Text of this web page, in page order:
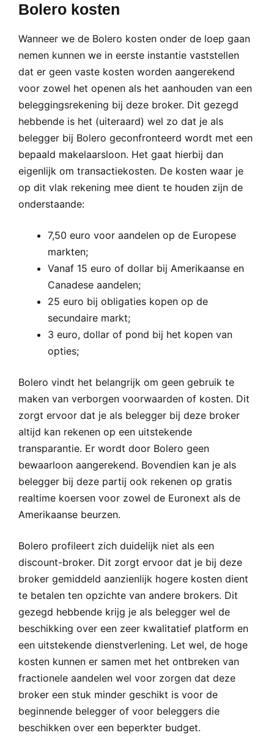
Bolero kosten
Wanneer we de Bolero kosten onder de loep gaan
nemen kunnen we in eerste instantie vaststellen
dat er geen vaste kosten worden aangerekend
voor zowel het openen als het aanhouden van een
beleggingsrekening bij deze broker. Dit gezegd
hebbende is het (uiteraard) wel zo dat je als
belegger bij Bolero geconfronteerd wordt met een
bepaald makelaarsloon. Het gaat hierbij dan
eigenlijk om transactiekosten. De kosten waar je
op dit vlak rekening mee dient te houden zijn de
onderstaande:
7,50 euro voor aandelen op de Europese
markten;
Vanaf 15 euro of dollar bij Amerikaanse en
Canadese aandelen;
25 euro bij obligaties kopen op de
secundaire markt;
3 euro, dollar of pond bij het kopen van
opties;
Bolero vindt het belangrijk om geen gebruik te
maken van verborgen voorwaarden of kosten. Dit
zorgt ervoor dat je als belegger bij deze broker
altijd kan rekenen op een uitstekende
transparantie. Er wordt door Bolero geen
bewaarloon aangerekend. Bovendien kan je als
belegger bij deze partij ook rekenen op gratis
realtime koersen voor zowel de Euronext als de
Amerikaanse beurzen.
Bolero profileert zich duidelijk niet als een
discount-broker. Dit zorgt ervoor dat je bij deze
broker gemiddeld aanzienlijk hogere kosten dient
te betalen ten opzichte van andere brokers. Dit
gezegd hebbende krijg je als belegger wel de
beschikking over een zeer kwalitatief platform en
een uitstekende dienstverlening. Let wel, de hoge
kosten kunnen er samen met het ontbreken van
fractionele aandelen wel voor zorgen dat deze
broker een stuk minder geschikt is voor de
beginnende belegger of voor beleggers die
beschikken over een beperkter budget.